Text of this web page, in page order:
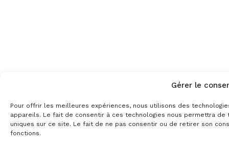
Gérer le
Pour offrir les meilleures expériences, nous utilisons des
appareils. Le fait de consentir à ces technologies nous permettra
uniques sur ce site. Le fait de ne pas consentir ou de retirer son
fonctions.